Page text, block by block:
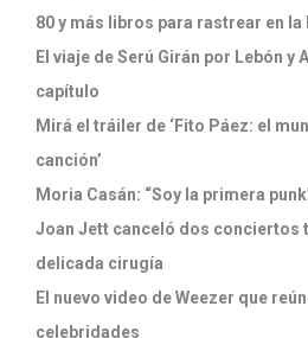
80 y más libros para rastrear en la
El viaje de Serú Girán por Lebón y
capítulo
Mirá el tráiler de ‘Fito Páez: el
canción’
Moria Casán: “Soy la primera
Joan Jett canceló dos conciertos
delicada cirugía
El nuevo video de Weezer que
celebridades